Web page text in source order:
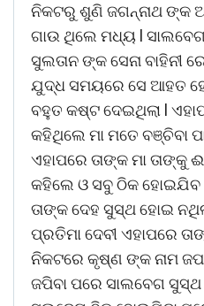
ନିକଟରୁ ଶୁଣି ଜଗନ୍ନାଥ ଙ୍କ
ଗାଉ ଥିଲେ ମଧ୍ୟ l
ସୁଲତାନ ଙ୍କ ସେନା ବାହିନୀ
ଯୁଦ୍ଧ ସମୟରେ ସେ ଆହତ
ବହୁତ କଷ୍ଟ ଦେଇଥିଲା l
କହିଥିଲେ ମା ମତେ ବଞ୍ଚିବା
ଏହାପରେ ତାଙ୍କ ମା ତାଙ୍କୁ
କହିଲେ ଓ ସବୁ ଠିକ
ତାଙ୍କ ଦେହ ସୁସ୍ଥ ହୋଇ
ପ୍ରତିମା ଦେବୀ ଏହାପରେ
ନିକଟରେ କୃଷ୍ଣ ଙ୍କ ନାମ ଜପ
ଜପିବା ପରେ ସାଲବେଗ